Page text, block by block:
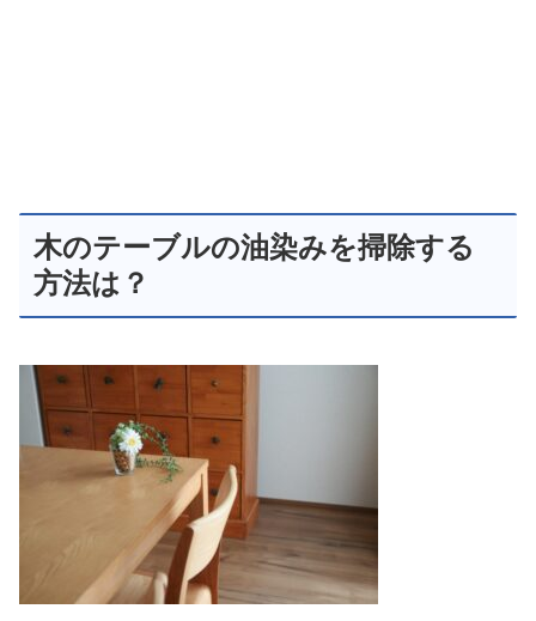
木のテーブルの油染みを掃除する
方法は？